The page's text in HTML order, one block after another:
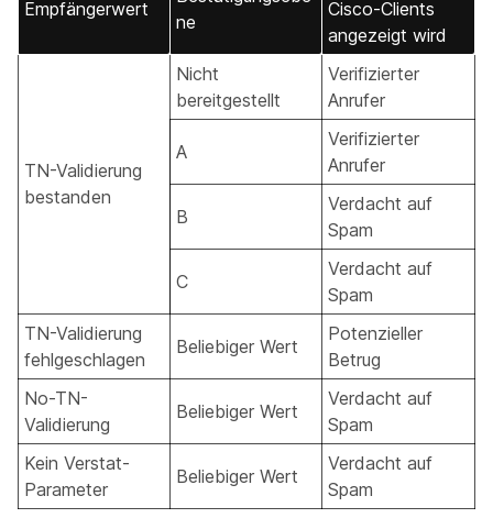
Empfängerwert
ne
Cisco-Clients
angezeigt wird
TN-Validierung
bestanden
Nicht
bereitgestellt
Verifizierter
Anrufer
A
Verifizierter
Anrufer
B
Verdacht auf
Spam
C
Verdacht auf
Spam
TN-Validierung
fehlgeschlagen
Beliebiger Wert
Potenzieller
Betrug
No-TN-
Validierung
Beliebiger Wert
Verdacht auf
Spam
Kein Verstat-
Parameter
Beliebiger Wert
Verdacht auf
Spam